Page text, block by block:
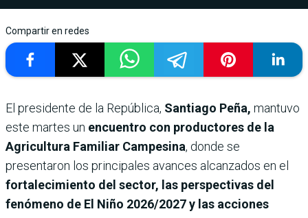
Compartir en redes
El presidente de la República, Santiago Peña, mantuvo
este martes un encuentro con productores de la
Agricultura Familiar Campesina, donde se
presentaron los principales avances alcanzados en el
fortalecimiento del sector, las perspectivas del
fenómeno de El Niño 2026/2027 y las acciones